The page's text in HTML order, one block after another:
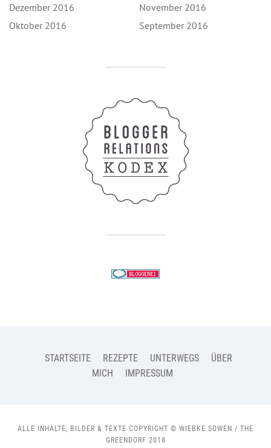
Dezember 2016
November 2016
Oktober 2016
September 2016
STARTSEITE REZEPTE UNTERWEGS
ÜBER
MICH
IMPRESSUM
ALLE INHALTE, BILDER & TEXTE COPYRIGHT © WIEBKE SOWEN / THE
GREENDORF 2018